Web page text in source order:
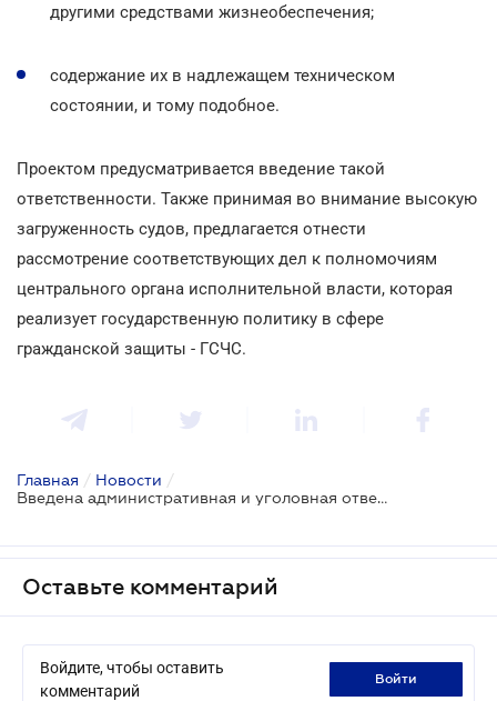
другими средствами жизнеобеспечения;
содержание их в надлежащем техническом
состоянии, и тому подобное.
Проектом предусматривается введение такой
ответственности. Также принимая во внимание высокую
загруженность судов, предлагается отнести
рассмотрение соответствующих дел к полномочиям
центрального органа исполнительной власти, которая
реализует государственную политику в сфере
гражданской защиты - ГСЧС.
Главная / Новости /
Введена административная и уголовная ответственность за необустройство и недопуск к укрытиям
Оставьте комментарий
Войдите, чтобы оставить
комментарий
войти